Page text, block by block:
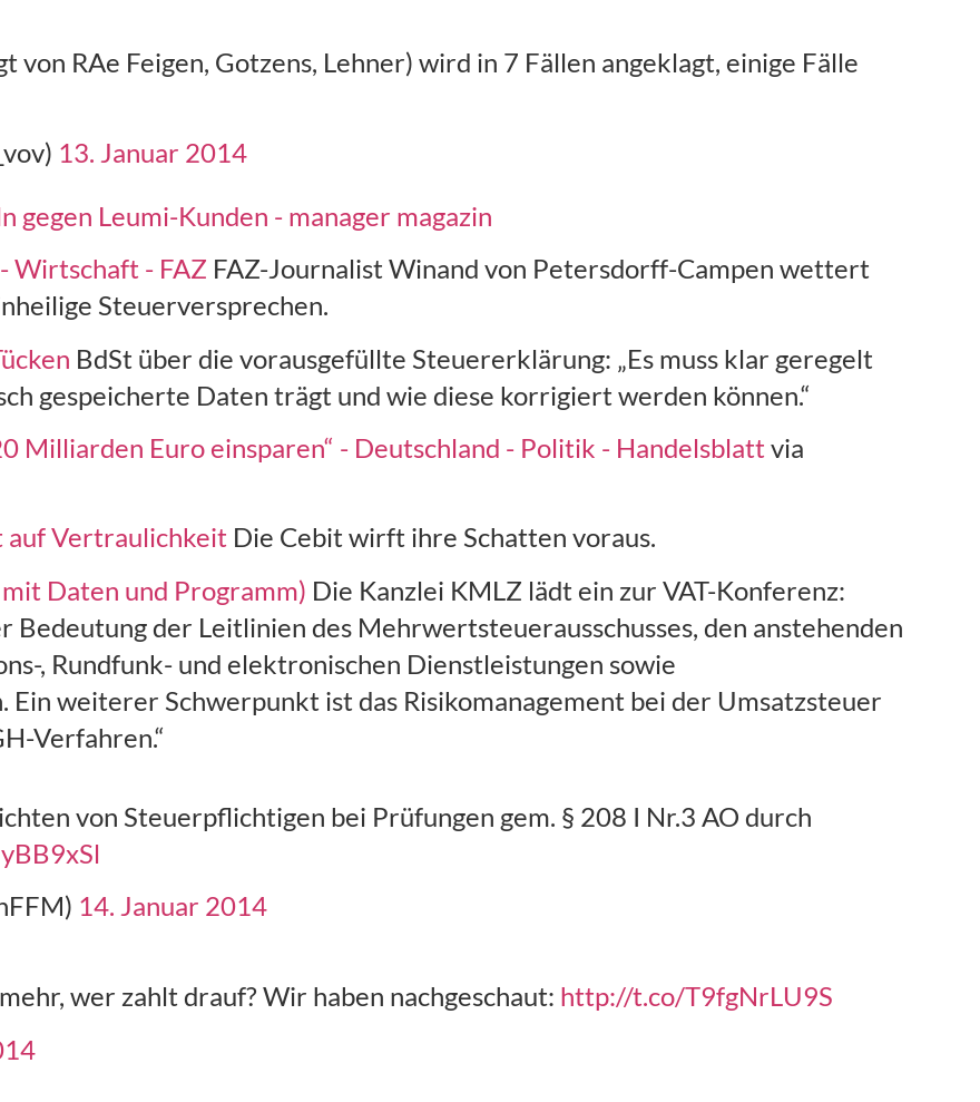
von RAe Feigen, Gotzens, Lehner) wird in 7 Fällen angeklagt, einige Fälle
13. Januar 2014
Leumi-Kunden - manager magazin
Wirtschaft - FAZ FAZ-Journalist Winand von Petersdorff-Campen wettert
Steuerversprechen.
BdSt über die vorausgefüllte Steuererklärung: „Es muss klar geregelt
gespeicherte Daten trägt und wie diese korrigiert werden können.“
Milliarden Euro einsparen“ - Deutschland - Politik - Handelsblattvia
auf Vertraulichkeit Die Cebit wirft ihre Schatten voraus.
Daten und Programm) Die Kanzlei KMLZ lädt ein zur VAT-Konferenz:
Bedeutung der Leitlinien des Mehrwertsteuerausschusses, den anstehenden
, Rundfunk- und elektronischen Dienstleistungen sowie
Ein weiterer Schwerpunkt ist das Risikomanagement bei der Umsatzsteuer
Verfahren.“
von Steuerpflichtigen bei Prüfungen gem. § 208 I Nr.3 AO durch
14. Januar 2014
wer zahlt drauf? Wir haben nachgeschaut: http://t.co/T9fgNrLU9S